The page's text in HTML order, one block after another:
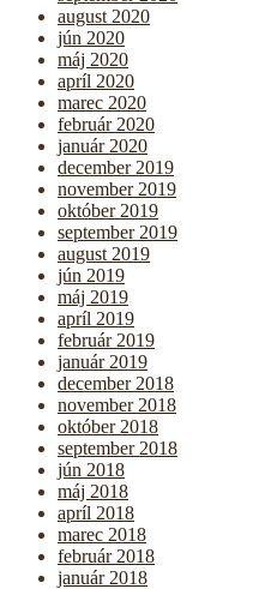
august 2020
jún 2020
máj 2020
apríl 2020
marec 2020
február 2020
január 2020
december 2019
november 2019
október 2019
september 2019
august 2019
jún 2019
máj 2019
apríl 2019
február 2019
január 2019
december 2018
november 2018
október 2018
september 2018
jún 2018
máj 2018
apríl 2018
marec 2018
február 2018
január 2018